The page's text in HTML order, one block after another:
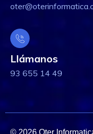
Llámanos
93 655 14 49
© 2026 Oter